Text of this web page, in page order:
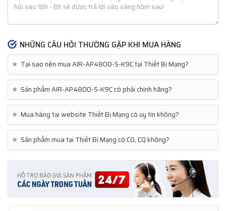
NHỮNG CÂU HỎI THƯỜNG GẶP KHI MUA HÀNG
★ Tại sao nên mua AIR-AP4800-S-K9C tại Thiết Bị Mạng?
★ Sản phẩm AIR-AP4800-S-K9C có phải chính hãng?
★ Mua hàng tại website Thiết Bị Mạng có uy tín không?
★ Sản phẩm mua tại Thiết Bị Mạng có CO, CQ không?